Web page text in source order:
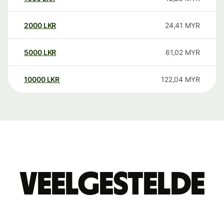
2000 LKR 24,41 MYR
5000 LKR 61,02 MYR
10000 LKR 122,04 MYR
Veelgestelde